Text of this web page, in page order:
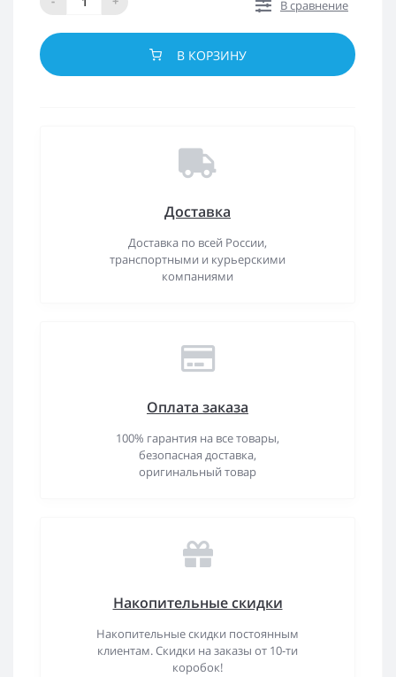
В сравнение
В КОРЗИНУ
Доставка
Доставка по всей России,
транспортными и курьерскими
компаниями
Оплата заказа
100% гарантия на все товары,
безопасная доставка,
оригинальный товар
Накопительные скидки
Накопительные скидки постоянным
клиентам. Скидки на заказы от 10-ти
коробок!